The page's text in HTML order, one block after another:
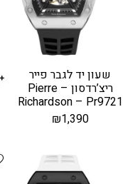
שעון יד לגבר פייר
ריצ’רדסון – Pierre
Richardson – Pr9721
₪1,390